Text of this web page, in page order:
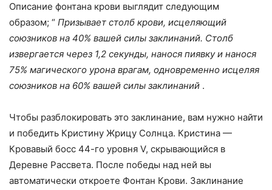
Описание фонтана крови выглядит следующим
образом; “ Призывает столб крови, исцеляющий
союзников на 40% вашей силы заклинаний. Столб
извергается через 1,2 секунды, нанося пиявку и нанося
75% магического урона врагам, одновременно исцеляя
союзников на 60% вашей силы заклинаний .
Чтобы разблокировать это заклинание, вам нужно найти
и победить Кристину Жрицу Солнца. Кристина —
Кровавый босс 44-го уровня V, скрывающийся в
Деревне Рассвета. После победы над ней вы
автоматически откроете Фонтан Крови. Заклинание